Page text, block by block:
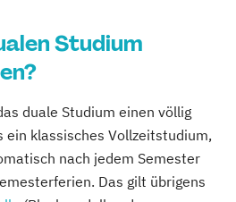
Studium
duale Studium einen völlig
ein klassisches Vollzeitstudium,
nach jedem Semester
Das gilt übrigens